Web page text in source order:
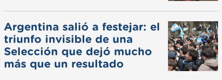
Argentina salió a festejar: el
triunfo invisible de una
Selección que dejó mucho
más que un resultado